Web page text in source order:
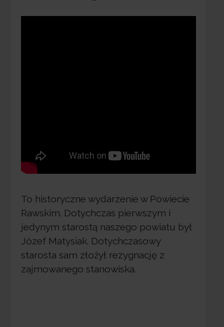
To historyczne wydarzenie w Powiecie
Rawskim. Dotychczas pierwszym i
jedynym starostą naszego powiatu był
Józef Matysiak. Dotychczasowy
starosta sam złożył rezygnację z
zajmowanego stanowiska.